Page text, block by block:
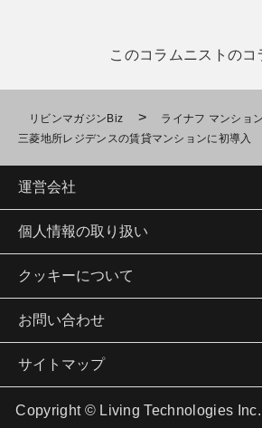
このコラムニストのコ
リビンマガジンBiz >
ライナフ マンショ
三菱地所レジデンスの賃貸マンションに初導入
運営会社
個人情報の取り扱い
クッキーについて
お問い合わせ
サイトマップ
Copyright © Living Technologies